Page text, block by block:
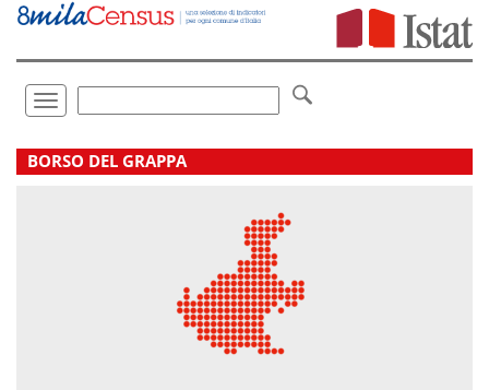
Vai
direttamente
Toggle
navigation
.
BORSO DEL GRAPPA